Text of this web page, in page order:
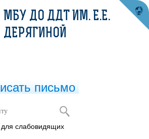
- 30.10.2020
МБУ ДО ДДТ ИМ. Е.Е.
ДЕРЯГИНОЙ
письмо
слабовидящих